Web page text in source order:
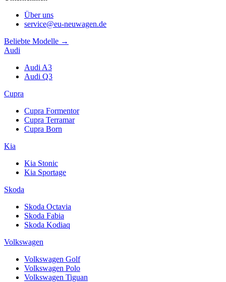
Über uns
service@eu-neuwagen.de
Beliebte Modelle →
Audi
Audi A3
Audi Q3
Cupra
Cupra Formentor
Cupra Terramar
Cupra Born
Kia
Kia Stonic
Kia Sportage
Skoda
Skoda Octavia
Skoda Fabia
Skoda Kodiaq
Volkswagen
Volkswagen Golf
Volkswagen Polo
Volkswagen Tiguan